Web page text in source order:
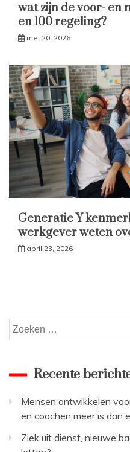
wat zijn de voor- en
en 100 regeling?
mei 20, 2026
Generatie Y
werkgever weten
april 23, 2026
Zoeken
naar:
Recente
Mensen ontwikkelen
en coachen meer is dan
Ziek uit dienst, nieuwe